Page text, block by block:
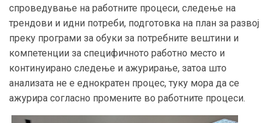
спроведување на работните процеси, следење на
трендови и идни потреби, подготовка на план за развој
преку програми за обуки за потребните вештини и
компетенции за специфичното работно место и
континуирано следење и ажурирање, затоа што
анализата не е еднократен процес, туку мора да се
ажурира согласно промените во работните процеси.